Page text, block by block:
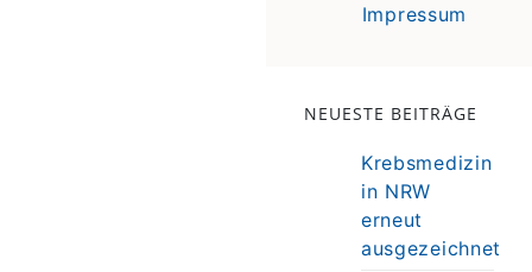
Impressum
NEUESTE BEITRÄGE
Krebsmedizin
in NRW
erneut
ausgezeichnet